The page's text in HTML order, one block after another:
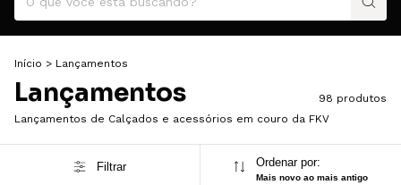
Início > Lançamentos
Lançamentos
98 produtos
Lançamentos de Calçados e acessórios em couro da FKV
Filtrar Ordenar por:
Mais novo ao mais antigo